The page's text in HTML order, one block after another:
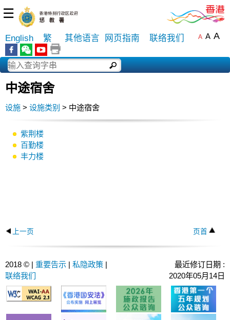
☰
English 繁 其他语言 网页指南 联络我们 A A A
中途宿舍
设施 > 设施类别 > 中途宿舍
紫荆楼
百勤楼
丰力楼
上一页 页首
2018 © | 重要告示 | 私隐政策 |
联络我们
最近修订日期 :
2020年05月14日